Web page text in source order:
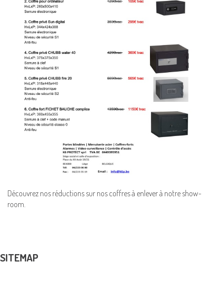
Découvrez nos réductions sur nos coffres à enlever à notre show-
room.
SITEMAP